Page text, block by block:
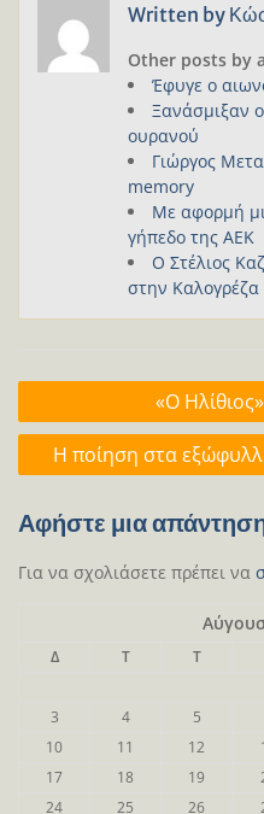
Written by
Other posts by
Έφυγε ο
Ξανάσμιξαν
ουρανού
Γιώργος
memory
Με αφορμή
γήπεδο της ΑΕΚ
Ο Στέλιος
στην Καλογρέζα
Πλοήγηση
άρθρων
«Ο
Η ποίηση στα
Αφήστε μια
Για να σχολιάσετε πρέπει να
Δ Τ Τ
3
4 5
10
11 12
17
18 19
24
25 26